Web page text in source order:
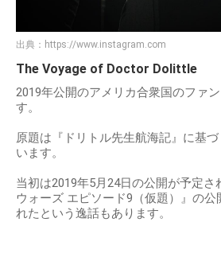
出典： https://www.instagram.com
The Voyage of Doctor Dolittle
2019年公開のアメリカ合衆国のファ
す。
原題は『ドリトル先生航海記』に基
います。
当初は2019年5月24日の公開が予定さ
ウォーズ エピソード9（仮題）』の公
れたという逸話もあります。